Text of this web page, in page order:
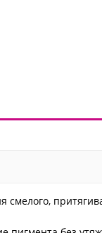
смелого,